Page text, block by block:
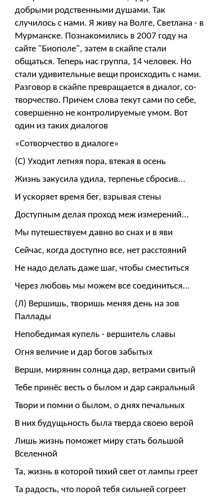
добрыми родственными душами. Так
случилось с нами. Я живу на Волге, Светлана - в
Мурманске. Познакомились в 2007 году на
сайте "Биополе", затем в скайпе стали
общаться. Теперь нас группа, 14 человек. Но
стали удивительные вещи происходить с нами.
Разговор в скайпе превращается в диалог, со-
творчество. Причем слова текут сами по себе,
совершенно не контролируемые умом. Вот
один из таких диалогов
«Сотворчество в диалоге»
(С) Уходит летняя пора, втекая в осень
Жизнь закусила удила, терпенье сбросив...
И ускоряет время бег, взрывая стены
Доступным делая проход меж измерений...
Мы путешествуем давно во снах и в яви
Сейчас, когда доступно все, нет расстояний
Не надо делать даже шаг, чтобы сместиться
Через любовь мы можем все соединиться...
(Л) Вершишь, творишь меняя день на зов
Паллады
Непобедимая купель - вершитель славы
Огня величие и дар богов забытых
Верши, мирянин солнца дар, ветрами свитый
Тебе принёс весть о былом и дар сакральный
Твори и помни о былом, о днях печальных
В них будущьность была тверда своею верой
Лишь жизнь поможет миру стать большой
Вселенной
Та, жизнь в которой тихий свет от лампы греет
Та радость, что порой тебя сильней согреет